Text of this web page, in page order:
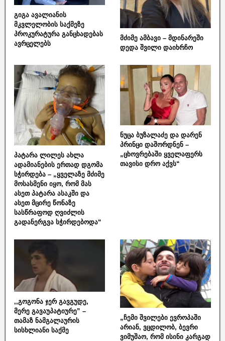
გიგა ავალიანის
მკვლელობის საქმეზე
პროკურატურა განცხადებას
ავრცელებს
მძიმე ამბავი – მდინარეში
დედა შვილი დაიხრჩო
პატარა ლილეს ახლა
ადამიანების ერთად დგომა
სჭირდება – „ყველაზე მძიმე
მოსასმენი იყო, რომ მას
ასეთ პატარა ასაკში და
ასეთ მცირე წონაზე
სასწრაფოდ ღვიძლის
გადანერგვა სჭირდებოდა“
ნუცა ბუზალაძე და დარენ
პრინცი დაშორდნენ –
„ცხოვრებაში ყველაფერს
თავისი დრო აქვს“
,,გოგონა ჯერ გავგუდე,
მერე გავაუპატიურე” –
თამაზ ნამგალაურის
სისხლიანი საქმე
„ჩემი შვილები ევროპაში
არიან, ვცდილობ, ბევრი
ვიმუშაო, რომ ისინი კარგად